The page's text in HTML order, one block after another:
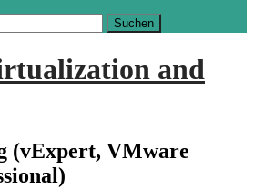
and
(vExpert, VMware